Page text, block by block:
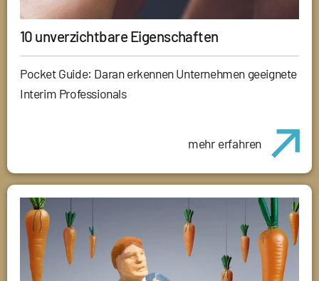
10 unverzichtbare Eigenschaften
Pocket Guide: Daran erkennen Unternehmen geeignete
Interim Professionals
mehr erfahren